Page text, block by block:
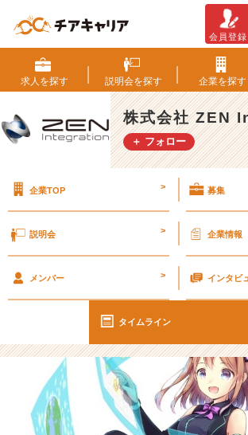
司
か
ら
い
つ
ま
わ
聞
け
ど、
工
数
出
し
が
会員登録
求人を探す 説明会を探す 企業を探す
株式会社 ZEN
＋ フォロー
企業TOP > 募集
説明会 > 企業情報
メンバー > インタビ
タイムライン